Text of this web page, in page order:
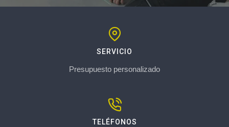
SERVICIO
Presupuesto personalizado
TELÉFONOS